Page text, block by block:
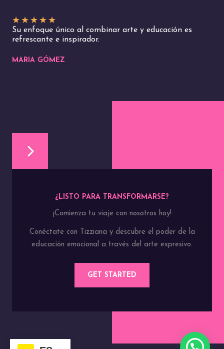
★ ★ ★ ★ ★
Su enfoque único al combinar arte y educación es
refrescante e inspirador.
MARIA GÓMEZ
¿LISTO PARA TRANSFORMARSE?
¡Comienza tu viaje con nosotros hoy!
Conéctate con Tizziana y descubre el poder de la
educación emocional a través del arte expresivo.
GET STARTED